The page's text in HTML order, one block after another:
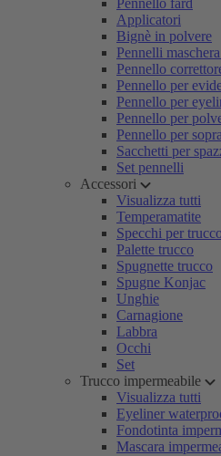
Pennello fard
Applicatori
Bignè in polvere
Pennelli
Pennello
Pennello per
Pennello per
Pennello per
Pennello per
Sacchetti per
Set pennelli
Accessori
Visualizza tutti
Temperamatite
Specchi per
Palette trucco
Spugnette trucco
Spugne Konjac
Unghie
Carnagione
Labbra
Occhi
Set
Trucco impermeabile
Visualizza tutti
Eyeliner
Fondotinta
Mascara